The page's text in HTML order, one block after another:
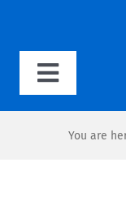
Toggle
You are